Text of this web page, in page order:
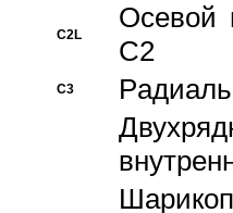
C2L
Осевой
C2
C3